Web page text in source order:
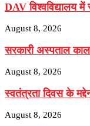
DAV विश्वविद्यालय
August 8, 2026
सरकारी अस्पताल
August 8, 2026
स्वतंत्रता दिवस के
August 8, 2026